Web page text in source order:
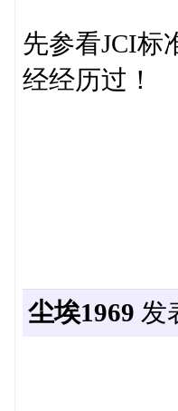
先参看JCI标
经经历过！
尘埃1969 发